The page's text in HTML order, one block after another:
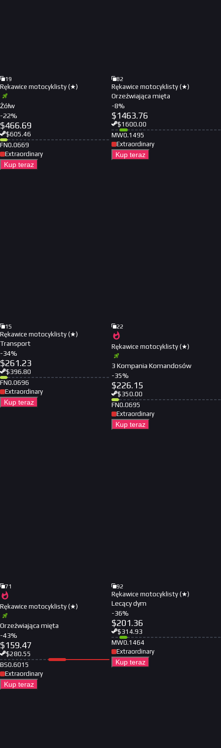
19
Rękawice motocyklisty (★)
Żółw
-22%
$466.69
$605.46
FN0.0669
Extraordinary
Kup teraz
82
Rękawice motocyklisty (★)
Orzeźwiająca mięta
-8%
$1463.76
$1600.00
MW0.1495
Extraordinary
Kup teraz
15
Rękawice motocyklisty (★)
Transport
-34%
$261.23
$396.80
FN0.0696
Extraordinary
Kup teraz
22
Rękawice motocyklisty (★)
3 Kompania Komandosów
-35%
$226.15
$350.00
FN0.0695
Extraordinary
Kup teraz
71
Rękawice motocyklisty (★)
Orzeźwiająca mięta
-43%
$159.47
$280.55
BS0.6015
Extraordinary
Kup teraz
92
Rękawice motocyklisty (★)
Lecący dym
-36%
$201.36
$314.93
MW0.1464
Extraordinary
Kup teraz